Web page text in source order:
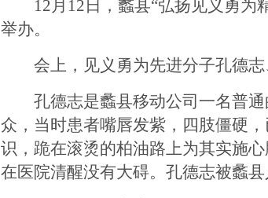
12月12日，蠡县“弘扬见义勇
举办。
会上，见义勇为先进分子孔德
孔德志是蠡县移动公司一名普
众，当时患者嘴唇发紫，四肢僵硬
识，跪在滚烫的柏油路上为其实施
在医院清醒没有大碍。孔德志被蠡